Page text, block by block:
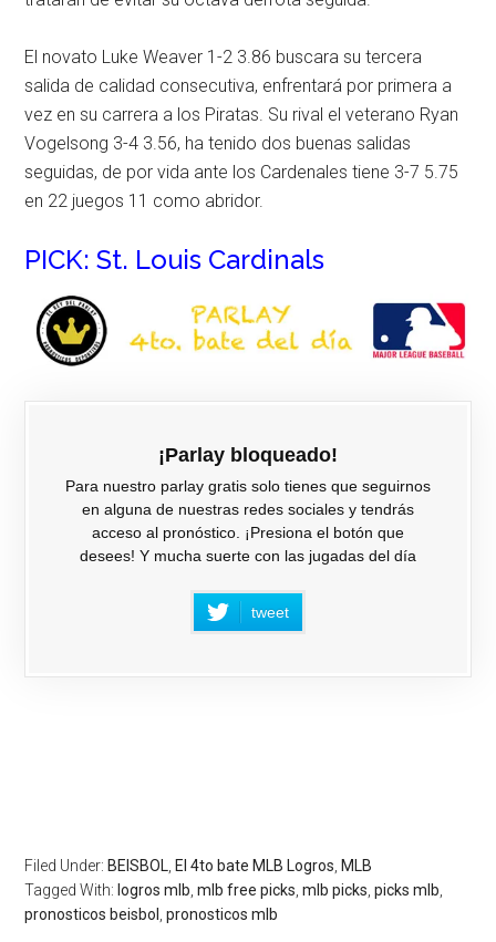
El novato Luke Weaver 1-2 3.86 buscara su tercera
salida de calidad consecutiva, enfrentará por primera a
vez en su carrera a los Piratas. Su rival el veterano Ryan
Vogelsong 3-4 3.56, ha tenido dos buenas salidas
seguidas, de por vida ante los Cardenales tiene 3-7 5.75
en 22 juegos 11 como abridor.
PICK: St. Louis Cardinals
¡Parlay bloqueado!
Para nuestro parlay gratis solo tienes que seguirnos
en alguna de nuestras redes sociales y tendrás
acceso al pronóstico. ¡Presiona el botón que
desees! Y mucha suerte con las jugadas del día
tweet
Filed Under: BEISBOL El 4to bate MLB Logros MLB
Tagged With: logros mlb ,mlb free picks ,mlb picks ,picks mlb
pronosticos beisbol
,pronosticos mlb